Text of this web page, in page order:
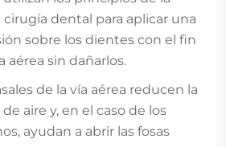
dental para aplicar una
sobre los dientes con el fin
aérea sin dañarlos.
de la vía aérea reducen la
aire y, en el caso de los
ayudan a abrir las fosas